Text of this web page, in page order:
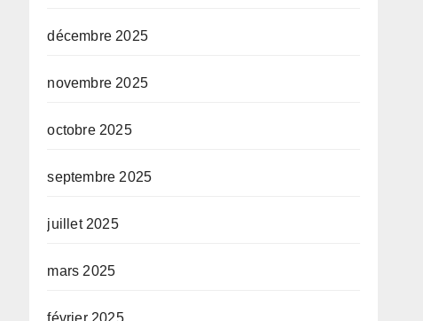
décembre 2025
novembre 2025
octobre 2025
septembre 2025
juillet 2025
mars 2025
février 2025